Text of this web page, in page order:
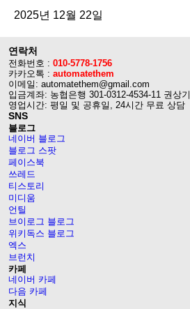
2025년 12월 22일
연락처
전화번호 : 010-5778-1756
카카오톡 : automatethem
이메일: automatethem@gmail.com
입금계좌: 농협은행 301-0312-4534-11 권상기
영업시간: 평일 및 공휴일, 24시간 무료 상담
SNS
블로그
네이버 블로그
블로그 스팟
페이스북
쓰레드
티스토리
미디움
언틸
브이로그 블로그
위키독스 블로그
엑스
브런치
카페
네이버 카페
다음 카페
지식